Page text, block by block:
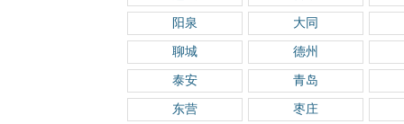
阳泉 大同
聊城 德州
泰安 青岛
东营 枣庄